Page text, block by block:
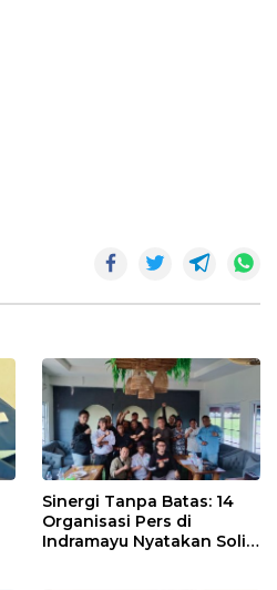
Sinergi Tanpa Batas: 14
Organisasi Pers di
Indramayu Nyatakan Solid